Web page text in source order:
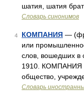
шатия, шатия
Словарь синонимов
4 КОМПАНИЯ —
или
слов, вошедших в
1910. КОМПАНИЯ
общество,
Словарь